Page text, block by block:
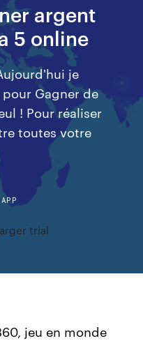
argent
5 online
je
Gagner de
! Pour réaliser
toutes votre
trial
jeu en monde